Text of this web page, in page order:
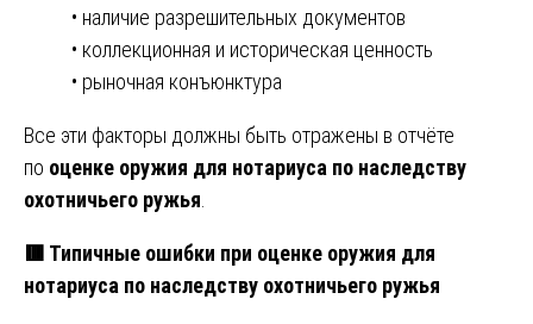
• наличие разрешительных документов
• коллекционная и историческая ценность
• рыночная конъюнктура
Все эти факторы должны быть отражены в отчёте
по оценке оружия для нотариуса по наследству
охотничьего ружья
🟥 Типичные ошибки при оценке оружия для
нотариуса по наследству охотничьего ружья